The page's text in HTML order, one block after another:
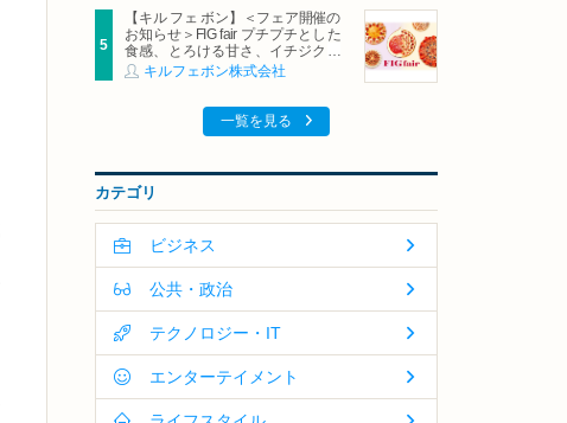
【キル フェ ボン】＜フェア開催の
お知らせ＞FIG fair プチプチとした
食感、とろける甘さ、イチジクの
魅力をたっぷりと。新作を含め、
イチジク尽くしの全4種が登場8月
キルフェボン株式会社
一覧を見る
カテゴリ
ビジネス
公共・政治
テクノロジー・IT
エンターテイメント